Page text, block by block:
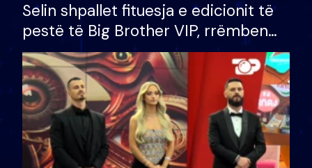
Selin shpallet fituesja e edicionit të
pestë të Big Brother VIP, rrëmben
çmimin e madh prej 100 mijë eurosh